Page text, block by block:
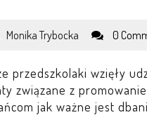
Monika Trybocka 0
przedszkolaki wzięły
związane z
jak ważne jest